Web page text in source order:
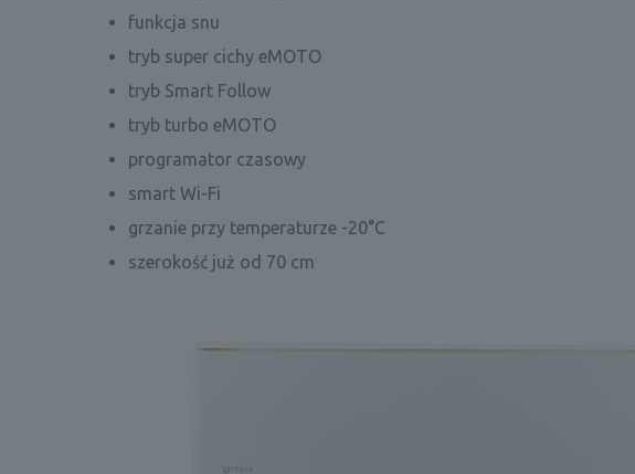
funkcja snu
tryb super cichy eMOTO
tryb Smart Follow
tryb turbo eMOTO
programator czasowy
smart Wi-Fi
grzanie przy temperaturze -20°C
szerokość już od 70 cm